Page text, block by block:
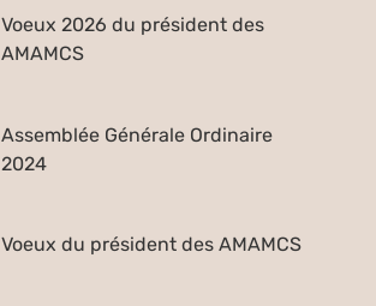
Voeux 2026 du président des
AMAMCS
Assemblée Générale Ordinaire
2024
Voeux du président des AMAMCS